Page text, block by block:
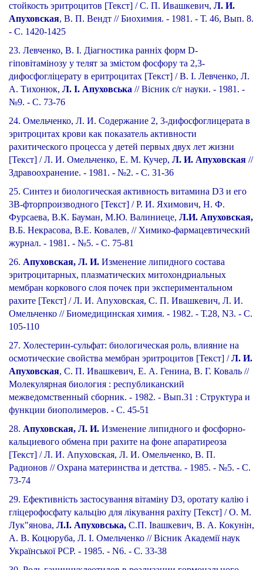
стойкость эритроцитов [Текст] / С. П. Ивашкевич, Л. И.
Апуховская, В. П. Вендт // Биохимия. - 1981. - Т. 46, Вып. 8.
- С. 1420-1425
23. Левченко, В. І. Діагностика ранніх форм D-
гіповітамінозу у телят за змістом фосфору та 2,3-
дифосфогліцерату в еритроцитах [Текст] / В. І. Левченко, Л.
А. Тихонюк, Л. І. Апуховська // Вісник с/г науки. - 1981. -
№9. - С. 73-76
24. Омельченко, Л. И. Содержание 2, 3-дифосфоглицерата в
эритроцитах крови как показатель активности
рахитического процесса у детей первых двух лет жизни
[Текст] / Л. И. Омельченко, Е. М. Кучер, Л. И. Апуховская //
Здравоохранение. - 1981. - №2. - С. 31-36
25. Синтез и биологическая активность витамина D3 и его
3B-фторпроизводного [Текст] / Р. И. Яхимович, Н. Ф.
Фурсаева, В.К. Бауман, М.Ю. Валиниеце, Л.И. Апуховская,
В.Б. Некрасова, В.Е. Ковалев, // Химико-фармацевтический
журнал. - 1981. - №5. - С. 75-81
26. Апуховская, Л. И. Изменение липидного состава
эритроцитарных, плазматических митохондриальных
мембран коркового слоя почек при экспериментальном
рахите [Текст] / Л. И. Апуховская, С. П. Ивашкевич, Л. И.
Омельченко // Биомедицинская химия. - 1982. - Т.28, N3. - С.
105-110
27. Холестерин-сульфат: биологическая роль, влияние на
осмотические свойства мембран эритроцитов [Текст] /Л. И.
Апуховская, С. П. Ивашкевич, Е. А. Генина, В. Г. Коваль //
Молекулярная биология : республиканский
межведомственный сборник. - 1982. - Вып.31 : Структура и
функции биополимеров. - С. 45-51
28. Апуховская, Л. И. Изменение липидного и фосфорно-
кальциевого обмена при рахите на фоне апаратиреоза
[Текст] / Л. И. Апуховская, Л. И. Омельченко, В. П.
Радионов // Охрана материнства и детства. - 1985. - №5. - С.
73-74
29. Ефективність застосування вітаміну D3, оротату калію і
гліцерофосфату кальцію для лікування рахіту [Текст] / О. М.
Лук"янова, Л.І. Апуховська, С.П. Івашкевич, В. А. Кокунін,
А. В. Коцюруба, Л. І. Омельченко // Вісник Академії наук
Української РСР. - 1985. - N6. - С. 33-38